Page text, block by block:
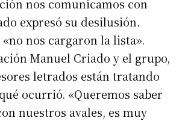
nos comunicamos con
expresó su desilusión.
nos cargaron la lista».
Manuel Criado y el grupo,
letrados están tratando
ocurrió. «Queremos saber
nuestros avales, es muy